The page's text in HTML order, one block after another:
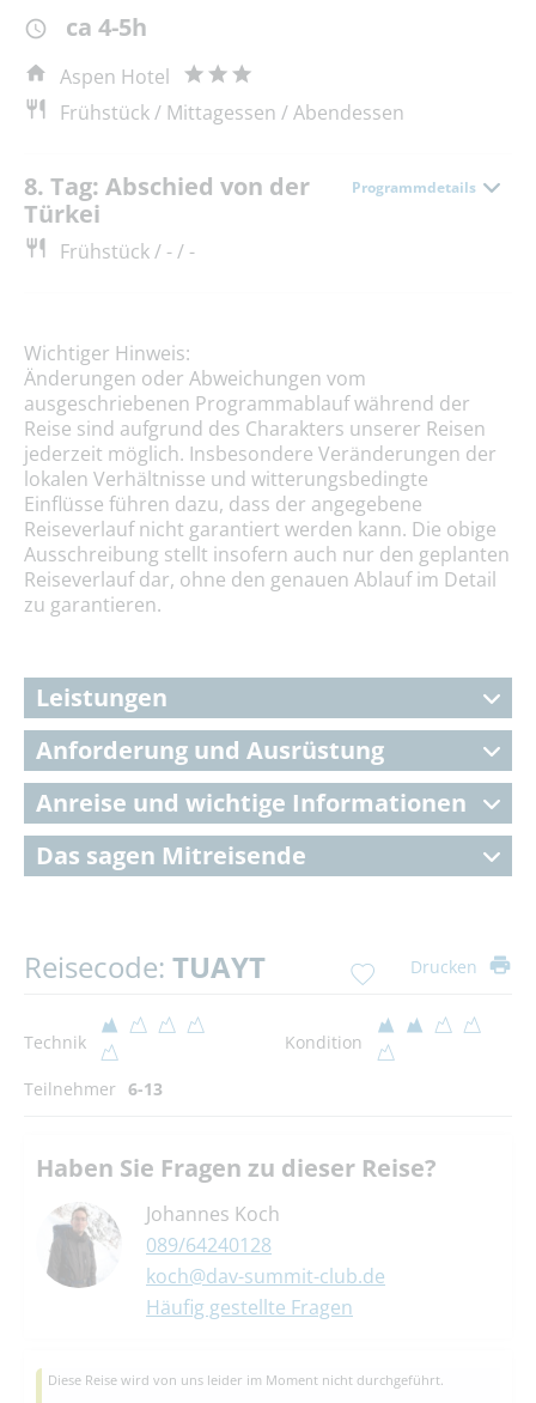
ca 4-5h
Aspen Hotel
Frühstück / Mittagessen / Abendessen
8. Tag: Abschied von der
Türkei
Programmdetails
Frühstück / - / -
Wichtiger Hinweis:
Änderungen oder Abweichungen vom
ausgeschriebenen Programmablauf während der
Reise sind aufgrund des Charakters unserer Reisen
jederzeit möglich. Insbesondere Veränderungen der
lokalen Verhältnisse und witterungsbedingte
Einflüsse führen dazu, dass der angegebene
Reiseverlauf nicht garantiert werden kann. Die obige
Ausschreibung stellt insofern auch nur den geplanten
Reiseverlauf dar, ohne den genauen Ablauf im Detail
zu garantieren.
Leistungen
Anforderung und Ausrüstung
Anreise und wichtige Informationen
Das sagen Mitreisende
Reisecode: TUAYT Drucken
Technik Kondition
Teilnehmer 6-13
Haben Sie Fragen zu dieser Reise?
Johannes Koch
089/64240128
koch@dav-summit-club.de
Häufig gestellte Fragen
Diese Reise wird von uns leider im Moment nicht durchgeführt.